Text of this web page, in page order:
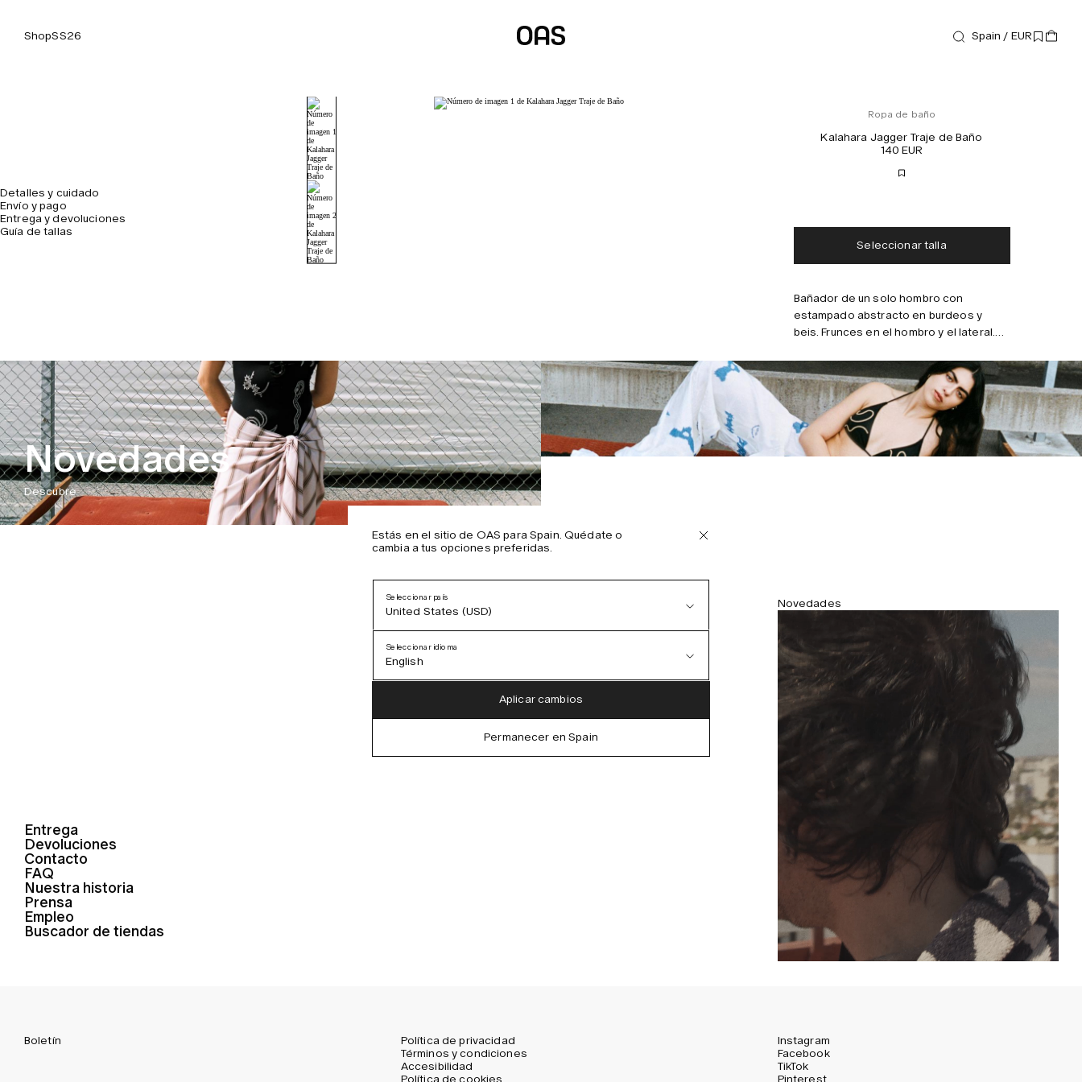
ShopSS26 Spain / EUR
Detalles y cuidado
Envío y pago
Entrega y devoluciones
Guía de tallas
Ropa de baño
Kalahara Jagger Traje de Baño
140 EUR
Seleccionar talla
Bañador de un solo hombro con
estampado abstracto en burdeos y
beis. Frunces en el hombro y el lateral.
poliéster reciclado de residuos
oceánicos. Totalmente forrado.
Combínalo con
Novedades
Descubre
Entrega
Devoluciones
Contacto
FAQ
Nuestra historia
Prensa
Empleo
Buscador de tiendas
Novedades
Boletín
Política de privacidad
Términos y condiciones
Accesibilidad
Política de cookies
Instagram
Facebook
TikTok
Pinterest
Estás en el sitio de OAS para Spain. Quédate o
cambia a tus opciones preferidas.
Seleccionar país
United States (USD)
Austria (EUR)
Seleccionar idioma
English
Spanish
Aplicar cambios
Permanecer en Spain